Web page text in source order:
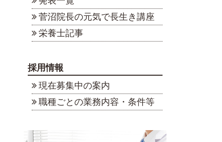
菅沼院長の元気で長生き講座
栄養士記事
採用情報
現在募集中の案内
職種ごとの業務内容・条件等